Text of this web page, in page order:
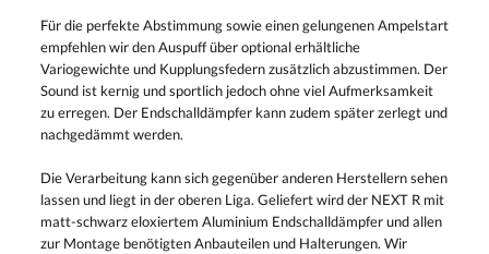
Für die perfekte Abstimmung sowie einen gelungenen Ampelstart
empfehlen wir den Auspuff über optional erhältliche
Variogewichte und Kupplungsfedern zusätzlich abzustimmen. Der
Sound ist kernig und sportlich jedoch ohne viel Aufmerksamkeit
zu erregen. Der Endschalldämpfer kann zudem später zerlegt und
nachgedämmt werden.
Die Verarbeitung kann sich gegenüber anderen Herstellern sehen
lassen und liegt in der oberen Liga. Geliefert wird der NEXT R mit
matt-schwarz eloxiertem Aluminium Endschalldämpfer und allen
zur Montage benötigten Anbauteilen und Halterungen. Wir